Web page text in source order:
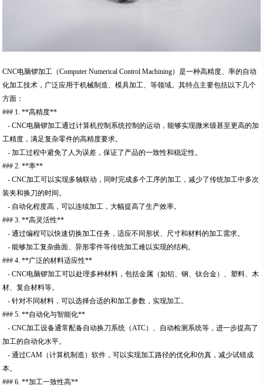
CNC电脑锣加工（Computer Numerical Control Machining）是一种高精度、率的自动
化加工技术，广泛应用于机械制造、模具加工、等领域。其特点主要包括以下几个
方面：
### 1. **高精度**
- CNC电脑锣加工通过计算机控制系统控制的运动，能够实现微米级甚至更高的加
工精度，满足复杂零件的高精度要求。
- 加工过程中避免了人为误差，保证了产品的一致性和稳定性。
### 2. **率**
- CNC加工可以实现多轴联动，同时完成多个工序的加工，减少了传统加工中多次
装夹和换刀的时间。
- 自动化程度高，可以连续加工，大幅提高了生产效率。
### 3. **高灵活性**
- 通过编程可以快速切换加工任务，适应不同形状、尺寸和材料的加工需求。
- 能够加工复杂曲面、异形零件等传统加工难以实现的结构。
### 4. **广泛的材料适应性**
- CNC电脑锣加工可以处理多种材料，包括金属（如铝、钢、钛合金）、塑料、木
材、复合材料等。
- 针对不同材料，可以选择合适的和加工参数，实现加工。
### 5. **自动化与智能化**
- CNC加工设备通常配备自动换刀系统（ATC）、自动检测系统等，进一步提高了
加工的自动化水平。
- 通过CAM（计算机制造）软件，可以实现加工路径的优化和仿真，减少试错成
本。
### 6. **加工一致性高**